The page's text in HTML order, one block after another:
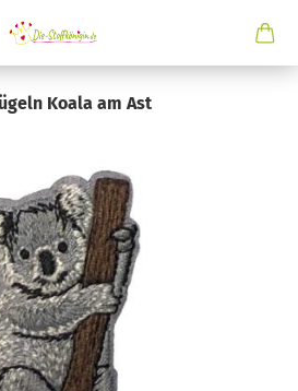
Koala am Ast